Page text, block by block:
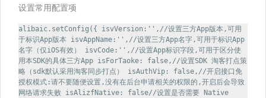
设置常用配置项
alibaic.setConfig({ isvVersion:'',//设置三方App版本,可用
于标识App版本 isvAppName:'',//设置三方App名字,可用于标识App
名字（仅iOS有效） isvCode:'',//设置App标识字段,可用于区分使
用本SDK的具体三方App isForTaoke: false,//设置SDK 淘客打点策
略（sdk默认采用淘客同步打点） isAuthVip: false,//开启接口免
授权模式:请不要随便设置,没有在后台申请相关的权限的,开启后会导致
网络请求失败 isAlizfNative: false//设置是否需要 Native